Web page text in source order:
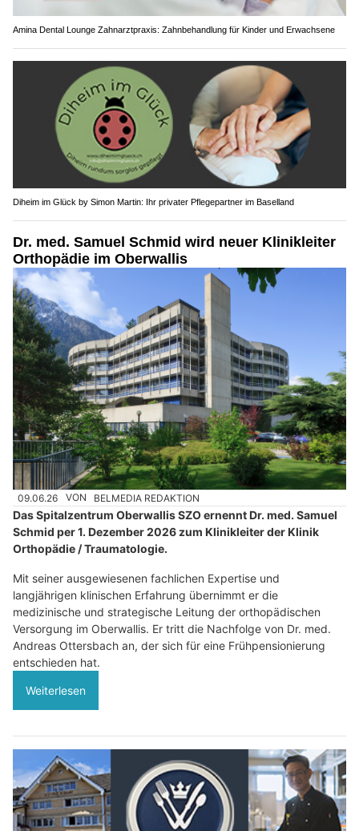
Amina Dental Lounge Zahnarztpraxis: Zahnbehandlung für Kinder und Erwachsene
Diheim im Glück by Simon Martin: Ihr privater Pflegepartner im Baselland
Dr. med. Samuel Schmid wird neuer Klinikleiter
Orthopädie im Oberwallis
09.06.26 VON BELMEDIA REDAKTION
Das Spitalzentrum Oberwallis SZO ernennt Dr. med. Samuel
Schmid per 1. Dezember 2026 zum Klinikleiter der Klinik
Orthopädie / Traumatologie.
Mit seiner ausgewiesenen fachlichen Expertise und
langjährigen klinischen Erfahrung übernimmt er die
medizinische und strategische Leitung der orthopädischen
Versorgung im Oberwallis. Er tritt die Nachfolge von Dr. med.
Andreas Ottersbach an, der sich für eine Frühpensionierung
entschieden hat.
Weiterlesen